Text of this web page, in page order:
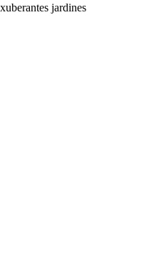
jardines